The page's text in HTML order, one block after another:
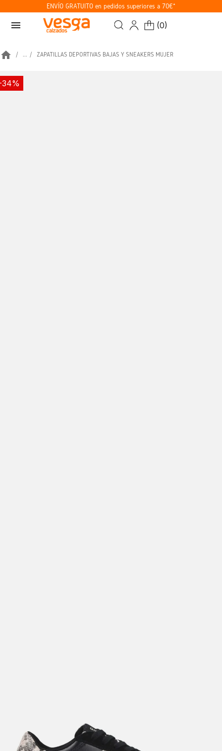
ENVÍO GRATUITO en pedidos superiores a 70€*
menu (0)
home ... ZAPATILLAS DEPORTIVAS BAJAS Y SNEAKERS MUJER